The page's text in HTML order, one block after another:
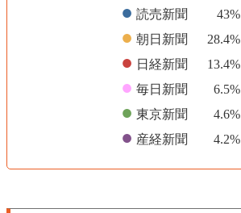
● 読売新聞 43%
● 朝日新聞 28.4%
● 日経新聞 13.4%
● 毎日新聞 6.5%
● 東京新聞 4.6%
● 産経新聞 4.2%